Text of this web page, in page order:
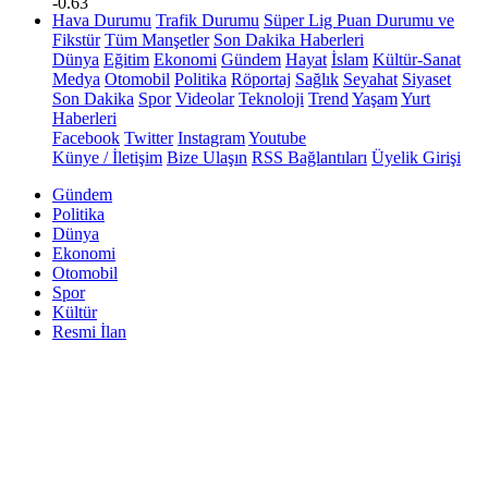
Hava Durumu Trafik Durumu Süper Lig Puan Durumu ve
Fikstür Tüm Manşetler Son Dakika Haberleri
Dünya Eğitim Ekonomi Gündem Hayat İslam Kültür-Sanat
Medya Otomobil Politika Röportaj Sağlık Seyahat Siyaset
Son Dakika Spor Videolar Teknoloji Trend YaşamYurt
Haberleri
Facebook Twitter InstagramYoutube
Künye / İletişim Bize Ulaşın RSS Bağlantıları Üyelik Girişi
Gündem
Politika
Dünya
Ekonomi
Otomobil
Spor
Kültür
Resmi İlan